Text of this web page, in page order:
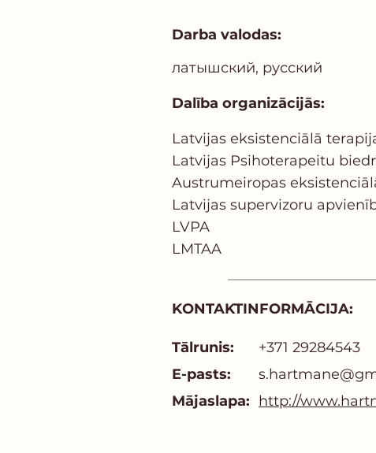
Darba valodas:
латышский, русский
Dalība organizācijās:
Latvijas еksistenciālā
Latvijas Psihoterapeitu
Austrumeiropas
Latvijas supervizoru
LVPA
LMTAA
KONTAKTINFORMĀCIJA:
Tālrunis:
+371 29284543
E-pasts:
Mājaslapa: http://